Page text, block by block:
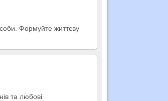
Формуйте життєву
та любові